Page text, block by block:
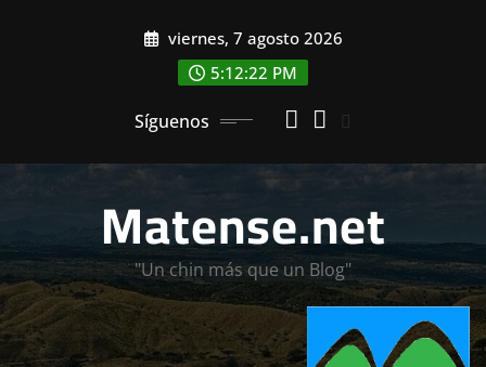
viernes, 7 agosto 2026
5:12:24 PM
Síguenos
Matense.net
"Un chin más que un Blog"